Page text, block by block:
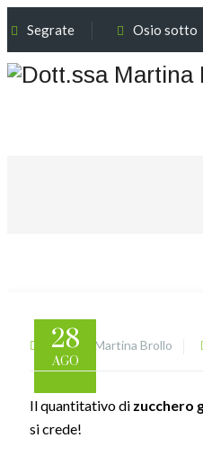
Segrate Osio sotto
28
AGO
Dott.ssa Martina Brollo
Il quantitativo di zucchero
si crede!